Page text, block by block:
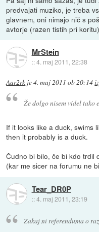
predvajati muziko, je treba
glavnem, oni nimajo nič s
avtorje (razen tistih pri
MrStein
::4. maj 2011, 22:38
Aar2rk je4. maj 2011 ob 20:14
Že dolgo nisem videl tako
If it looks like a duck, swims
then it probably is a duck.
Čudno bi bilo, če bi kdo trdil
(kar me sicer na forumu ne
Tear_DR0P
::4. maj 2011, 23:19
Zakaj ni referenduma o